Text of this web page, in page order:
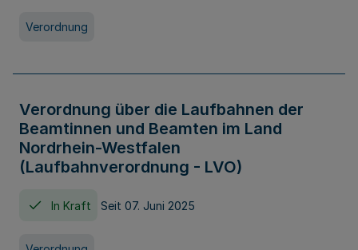
Verordnung
Verordnung über die Laufbahnen der
Beamtinnen und Beamten im Land
Nordrhein-Westfalen
(Laufbahnverordnung - LVO)
In Kraft Seit 07. Juni 2025